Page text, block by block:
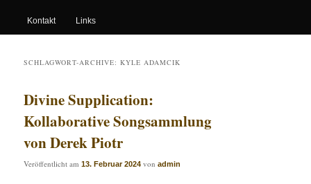
Kontakt Links
SCHLAGWORT-ARCHIVE:KYLE ADAMCIK
Divine Supplication:
Kollaborative Songsammlung
von Derek Piotr
Veröffentlicht am13. Februar 2024 vonadmin